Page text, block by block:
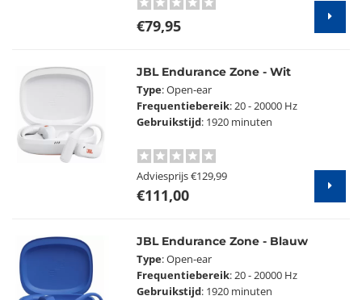
€79,95
JBL Endurance Zone - Wit
Type: Open-ear
Frequentiebereik: 20 - 20000 Hz
Gebruikstijd: 1920 minuten
Adviesprijs€129,99
€111,00
JBL Endurance Zone - Blauw
Type: Open-ear
Frequentiebereik: 20 - 20000 Hz
Gebruikstijd: 1920 minuten